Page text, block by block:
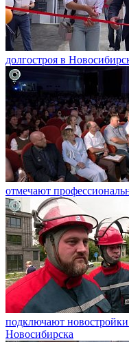
долгостроя в
отмечают
подключают
Новосибирска